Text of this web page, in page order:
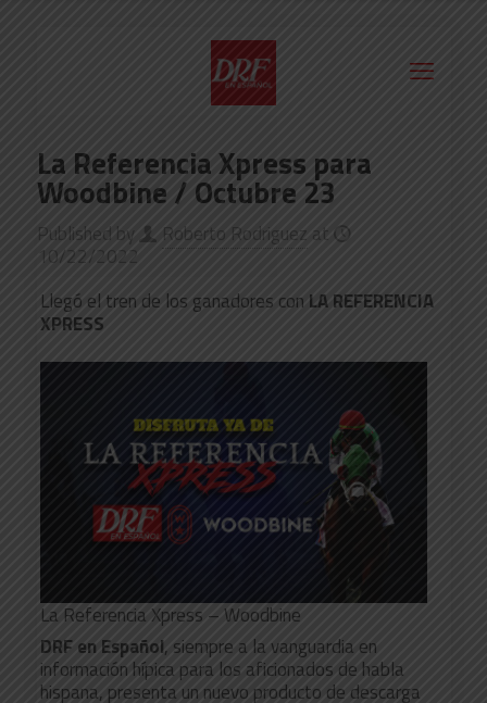
La Referencia Xpress para
Woodbine / Octubre 23
Published by Roberto Rodriguez at
10/22/2022
Llegó el tren de los ganadores con LA REFERENCIA
XPRESS
La Referencia Xpress – Woodbine
DRF en Español, siempre a la vanguardia en
información hípica para los aficionados de habla
hispana, presenta un nuevo producto de descarga